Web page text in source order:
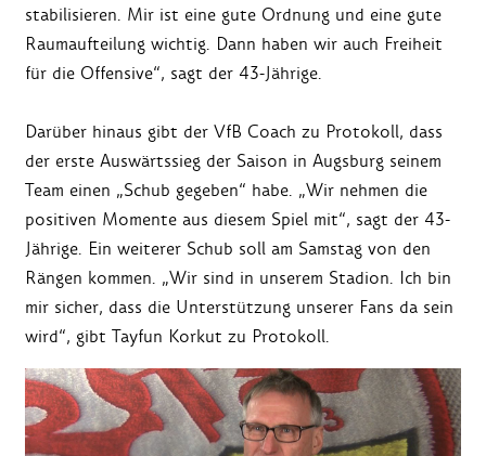
stabilisieren. Mir ist eine gute Ordnung und eine gute
Raumaufteilung wichtig. Dann haben wir auch Freiheit
für die Offensive“, sagt der 43-Jährige.
Darüber hinaus gibt der VfB Coach zu Protokoll, dass
der erste Auswärtssieg der Saison in Augsburg seinem
Team einen „Schub gegeben“ habe. „Wir nehmen die
positiven Momente aus diesem Spiel mit“, sagt der 43-
Jährige. Ein weiterer Schub soll am Samstag von den
Rängen kommen. „Wir sind in unserem Stadion. Ich bin
mir sicher, dass die Unterstützung unserer Fans da sein
wird“, gibt Tayfun Korkut zu Protokoll.